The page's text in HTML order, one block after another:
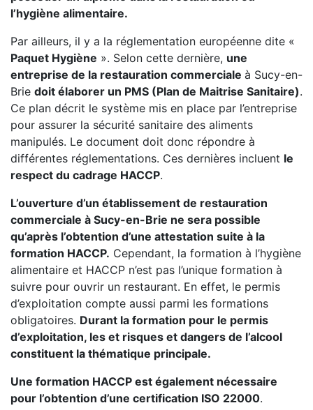
l’hygiène alimentaire.
Par ailleurs, il y a la réglementation européenne dite «
Paquet Hygiène ». Selon cette dernière, une
entreprise de la restauration commerciale à Sucy-en-
Brie doit élaborer un PMS (Plan de Maitrise Sanitaire).
Ce plan décrit le système mis en place par l’entreprise
pour assurer la sécurité sanitaire des aliments
manipulés. Le document doit donc répondre à
différentes réglementations. Ces dernières incluent le
respect du cadrage HACCP.
L’ouverture d’un établissement de restauration
commerciale à Sucy-en-Brie ne sera possible
qu’après l’obtention d’une attestation suite à la
formation HACCP. Cependant, la formation à l’hygiène
alimentaire et HACCP n’est pas l’unique formation à
suivre pour ouvrir un restaurant. En effet, le permis
d’exploitation compte aussi parmi les formations
obligatoires. Durant la formation pour le permis
d’exploitation, les et risques et dangers de l’alcool
constituent la thématique principale.
Une formation HACCP est également nécessaire
pour l’obtention d’une certification ISO 22000.